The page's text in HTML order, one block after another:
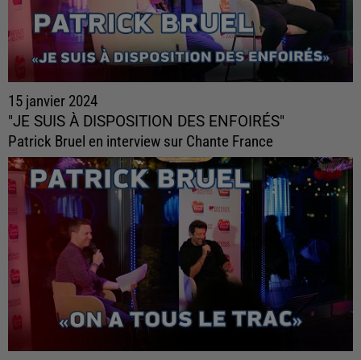
15 janvier 2024
"JE SUIS À DISPOSITION DES ENFOIRÉS"
Patrick Bruel en interview sur Chante France